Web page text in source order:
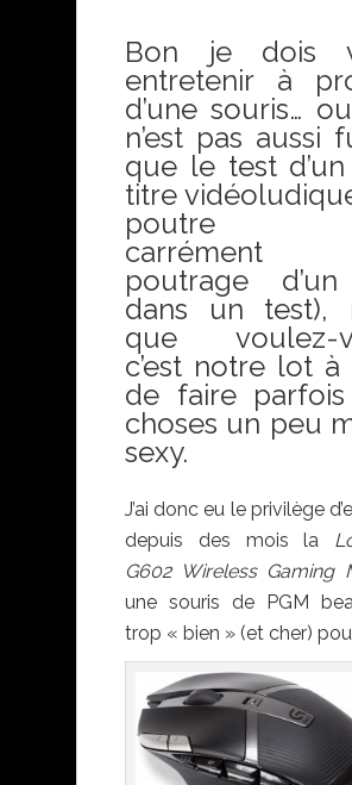
Bon je dois
entretenir à
d’une souris…
n’est pas aussi
que le test
titre
poutre
poutrage
dans un test),
que voulez-
c’est notre lot à
de faire
choses un peu
sexy.
J’ai donc eu le privilège
depuis des mois la
G602 Wireless Gaming
une souris de PGM
trop « bien » (et cher)